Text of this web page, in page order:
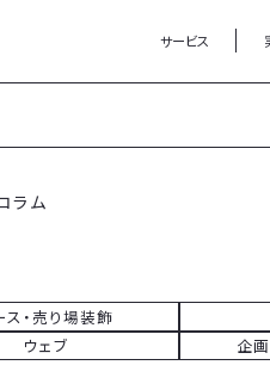
サービス
ラム
ス・売り場装飾
ウェブ 企